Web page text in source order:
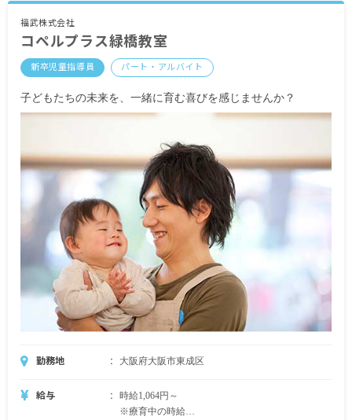
交通費実費支給
※試用期間6カ月／日給8,000円
福武株式会社
コペルプラス緑橋教室
新卒児童指導員 パート・アルバイト
子どもたちの未来を、一緒に育む喜びを感じませんか？
勤務地 大阪府大阪市東成区
給与
時給1,064円～
※療育中の時給